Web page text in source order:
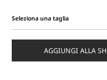
Seleziona una taglia
una
AGGIUNGI ALLA